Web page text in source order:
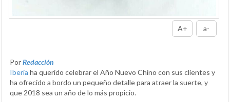
A+ a-
PorRedacción
Iberia ha querido celebrar el Año Nuevo Chino con sus clientes y
ha ofrecido a bordo un pequeño detalle para atraer la suerte, y
que 2018 sea un año de lo más propicio.